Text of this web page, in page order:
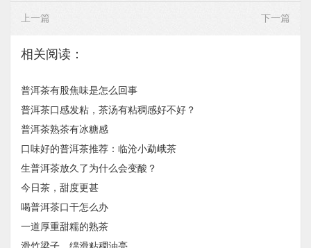
上一篇 下一篇
相关阅读：
普洱茶有股焦味是怎么回事
普洱茶口感发粘，茶汤有粘稠感好不好？
普洱茶熟茶有冰糖感
口味好的普洱茶推荐：临沧小勐峨茶
生普洱茶放久了为什么会变酸？
今日茶，甜度更甚
喝普洱茶口干怎么办
一道厚重甜糯的熟茶
滑竹梁子，绵滑粘稠油亮